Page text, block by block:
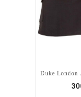
Duke London